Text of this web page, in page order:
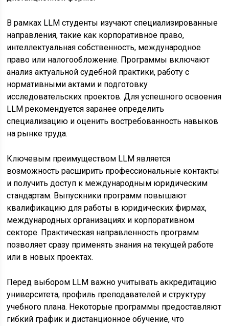
В рамках LLM студенты изучают специализированные
направления, такие как корпоративное право,
интеллектуальная собственность, международное
право или налогообложение. Программы включают
анализ актуальной судебной практики, работу с
нормативными актами и подготовку
исследовательских проектов. Для успешного освоения
LLM рекомендуется заранее определить
специализацию и оценить востребованность навыков
на рынке труда.
Ключевым преимуществом LLM является
возможность расширить профессиональные контакты
и получить доступ к международным юридическим
стандартам. Выпускники программ повышают
квалификацию для работы в юридических фирмах,
международных организациях и корпоративном
секторе. Практическая направленность программ
позволяет сразу применять знания на текущей работе
или в новых проектах.
Перед выбором LLM важно учитывать аккредитацию
университета, профиль преподавателей и структуру
учебного плана. Некоторые программы предоставляют
гибкий график и дистанционное обучение, что